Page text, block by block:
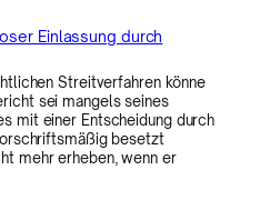
Einlassung durch
Streitverfahren könne
sei mangels seines
mit einer Entscheidung durch
besetzt
mehr erheben, wenn er